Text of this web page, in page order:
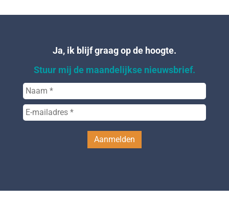
Ja, ik blijf graag op de hoogte.
Stuur mij de maandelijkse nieuwsbrief.